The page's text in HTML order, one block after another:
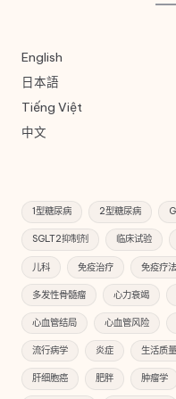
English
日本語
Tiếng Việt
中文
1型糖尿病 2型糖尿病
SGLT2抑制剂 临床试验
儿科 免疫治疗 免疫疗法
多发性骨髓瘤 心力衰竭
心血管结局 心血管风险
流行病学 炎症 生活质量
肝细胞癌 肥胖 肿瘤学